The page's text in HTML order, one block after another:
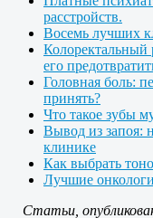
расстройств.
Восемь лучших
Колоректальный
его
Головная боль:
принять?
Что такое зубы
Вывод из запоя:
клинике
Как выбрать
Лучшие
Статьи,